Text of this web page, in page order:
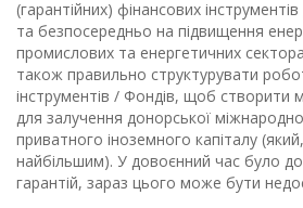
(гарантійних) фінансових
та безпосередньо на підвищення
промислових та енергетичних
також правильно структурувати
інструментів / Фондів, щоб створити
для залучення донорської
приватного іноземного капіталу
найбільшим). У довоєнний час було
гарантій, зараз цього може бути